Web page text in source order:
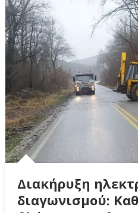
Διακήρυξη
διαγωνισμού: